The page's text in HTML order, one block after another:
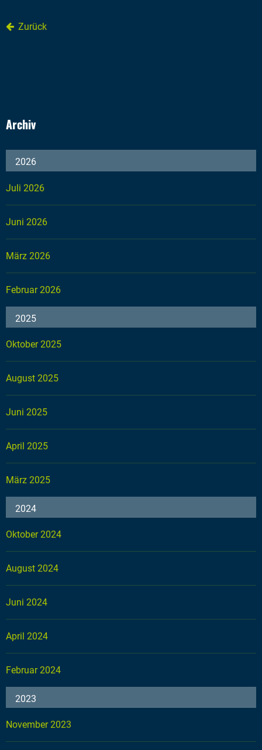
Zurück
Archiv
2026
Juli 2026
Juni 2026
März 2026
Februar 2026
2025
Oktober 2025
August 2025
Juni 2025
April 2025
März 2025
2024
Oktober 2024
August 2024
Juni 2024
April 2024
Februar 2024
2023
November 2023